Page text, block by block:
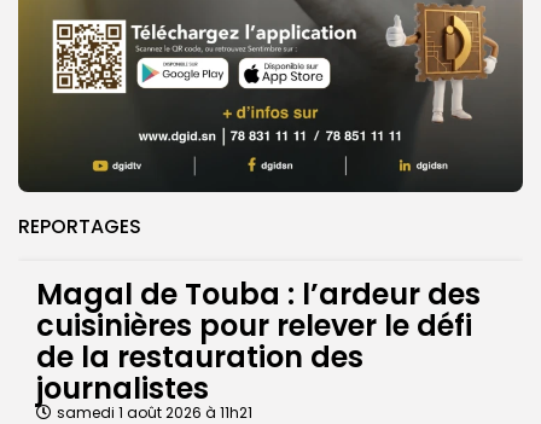
REPORTAGES
Magal de Touba : l’ardeur des
cuisinières pour relever le défi
de la restauration des
journalistes
samedi 1 août 2026 à 11h21